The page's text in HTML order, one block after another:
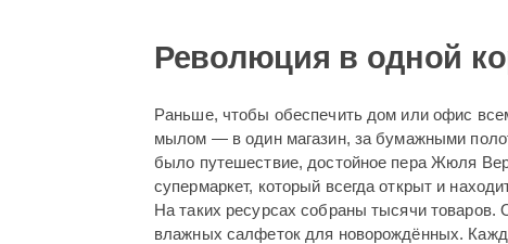
Революция в одной
Раньше, чтобы обеспечить дом или офис
мылом — в один магазин, за бумажными
было путешествие, достойное пера Жюля
супермаркет, который всегда открыт и
На таких ресурсах собраны тысячи
влажных салфеток для новорождённых.